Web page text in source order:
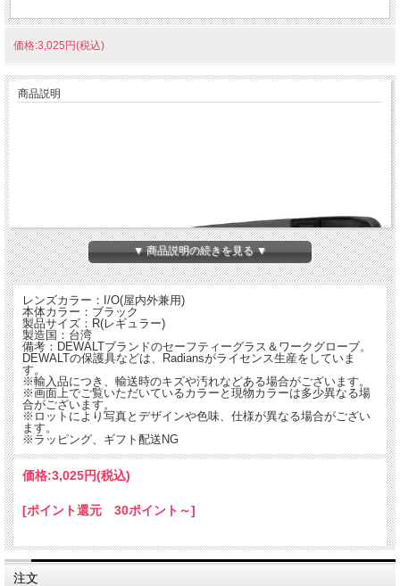
価格:3,025円(税込)
商品説明
顔に沿ってカーブしているラップアラウンドデザインのDEWALT GEARオーガーセ
■ゴム素材のノーズピーズで装着感は快適です。
■耐衝撃性に関するANSI Z87.1+規格適合。
■UVカット効果99.9%。
▼ 商品説明の続きを見る ▼
レンズカラー：I/O(屋内外兼用)
本体カラー：ブラック
製品サイズ：R(レギュラー)
製造国：台湾
備考：DEWALTブランドのセーフティーグラス＆ワークグローブ。
DEWALTの保護具などは、Radiansがライセンス生産をしていま
す。
※輸入品につき、輸送時のキズや汚れなどある場合がございます。
※画面上でご覧いただいているカラーと現物カラーは多少異なる場
合がございます。
※ロットにより写真とデザインや色味、仕様が異なる場合がござい
ます。
※ラッピング、ギフト配送NG
価格:3,025円(税込)
[ポイント還元 30ポイント～]
注文